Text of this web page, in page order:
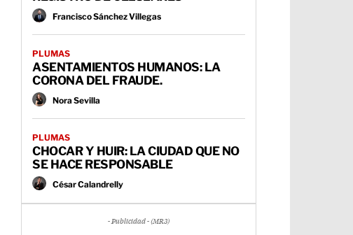
Francisco Sánchez Villegas
PLUMAS
ASENTAMIENTOS HUMANOS: LA
CORONA DEL FRAUDE.
Nora Sevilla
PLUMAS
CHOCAR Y HUIR: LA CIUDAD QUE NO
SE HACE RESPONSABLE
César Calandrelly
- Publicidad - (MR3)